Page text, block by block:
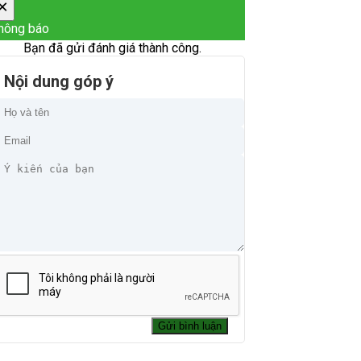
báo
Bạn đã gửi đánh giá thành công.
Nội dung góp ý